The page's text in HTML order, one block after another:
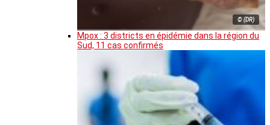
© (DR)
Mpox : 3 districts en épidémie dans la région du
Sud, 11 cas confirmés